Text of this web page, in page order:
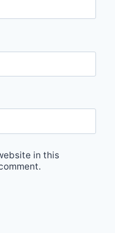
in this